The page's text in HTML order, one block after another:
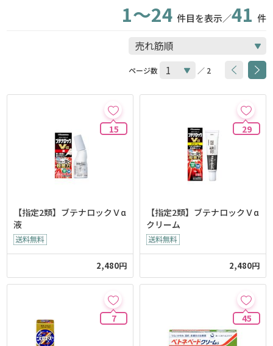
1～24 件目を表示／41 件
ページ数 ／ 2
15
【指定2類】ブテナロックＶα
液
2,480円
29
【指定2類】ブテナロックＶα
クリーム
2,480円
7 45